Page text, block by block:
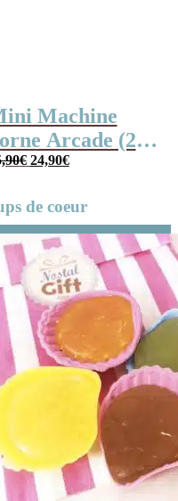
Machine
Arcade (240
€ Le
était :
35,90€.
24,90€Le
est :
24,90€.
de coeur